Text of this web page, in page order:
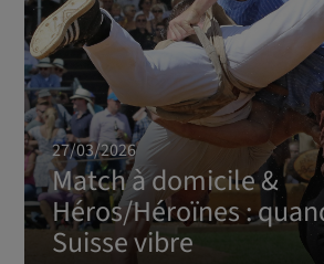
27/03/2026
Match à domicile &
Héros/Héroïnes :
Suisse vibre